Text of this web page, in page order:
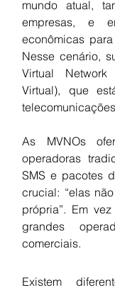
mundo atual,
empresas, e
econômicas
Nesse cenário,
Virtual
Virtual), que
As MVNOs
operadoras
SMS e pacotes
crucial: “elas
própria”. Em
grandes
comerciais.
Existem